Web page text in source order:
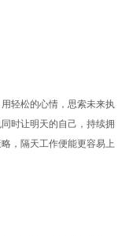
轻松的心情，思索未来执
时让明天的自己，持续拥
，隔天工作便能更容易上